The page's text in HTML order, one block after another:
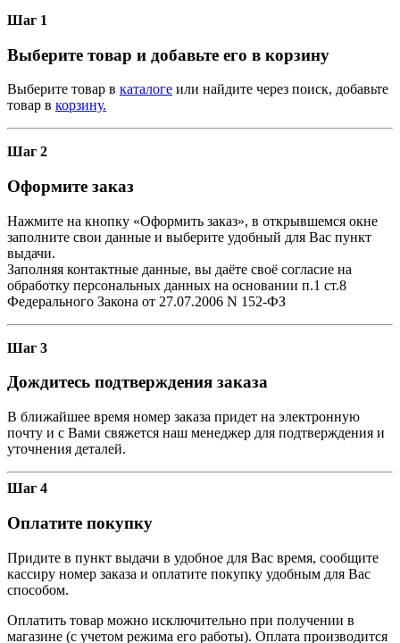
Шаг 1
Выберите товар и добавьте его в корзину
Выберите товар в каталоге или найдите через поиск, добавьте
товар в корзину.
Шаг 2
Оформите заказ
Нажмите на кнопку «Оформить заказ», в открывшемся окне
заполните свои данные и выберите удобный для Вас пункт
выдачи.
Заполняя контактные данные, вы даёте своё согласие на
обработку персональных данных на основании п.1 ст.8
Федерального Закона от 27.07.2006 N 152-ФЗ
Шаг 3
Дождитесь подтверждения заказа
В ближайшее время номер заказа придет на электронную
почту и с Вами свяжется наш менеджер для подтверждения и
уточнения деталей.
Шаг 4
Оплатите покупку
Придите в пункт выдачи в удобное для Вас время, сообщите
кассиру номер заказа и оплатите покупку удобным для Вас
способом.
Оплатить товар можно исключительно при получении в
магазине (с учетом режима его работы). Оплата производится